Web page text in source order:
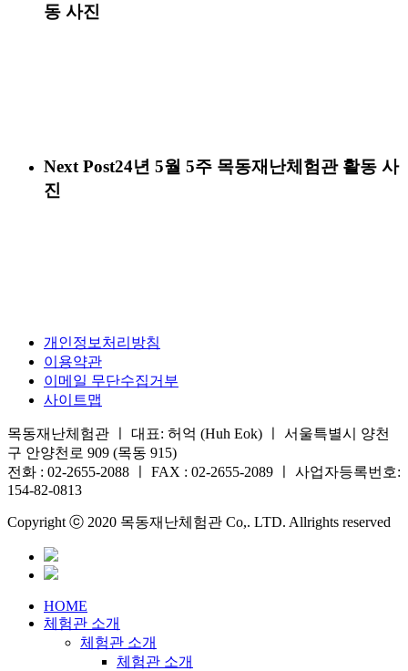
동 사진
Next Post24년 5월 5주 목동재난체험관 활동 사
진
개인정보처리방침
이용약관
이메일 무단수집거부
사이트맵
목동재난체험관 ㅣ 대표: 허억 (Huh Eok) ㅣ 서울특별시 양천
구 안양천로 909 (목동 915)
전화 : 02-2655-2088 ㅣ FAX : 02-2655-2089 ㅣ 사업자등록번호:
154-82-0813
Copyright ⓒ 2020 목동재난체험관 Co,. LTD. Allrights reserved
HOME
체험관 소개
체험관 소개
체험관 소개